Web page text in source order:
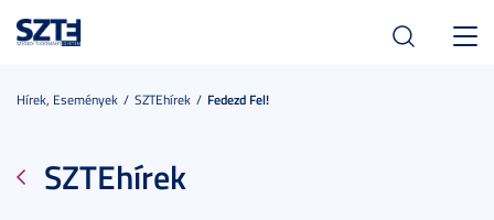
Hírek, Események SZTEhírek Fedezd Fel!
SZTEhírek